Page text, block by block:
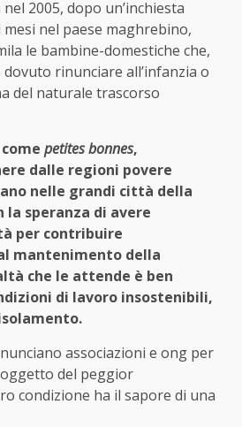
2005, dopo un’inchiesta
nel paese maghrebino,
le bambine-domestiche che,
rinunciare all’infanzia o
del naturale trascorso
petites bonnes,
dalle regioni povere
nelle grandi città della
speranza di avere
per contribuire
mantenimento della
che le attende è ben
di lavoro insostenibili,
associazioni e ong per
del peggior
condizione ha il sapore di una